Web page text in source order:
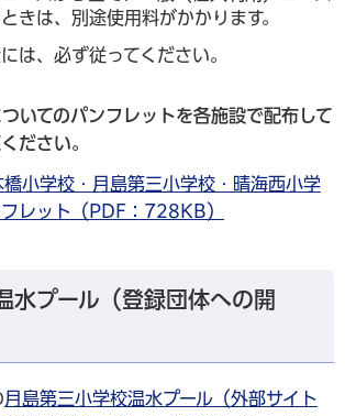
きは、別途使用料がかかります。
は、必ず従ってください。
いてのパンフレットを各施設で配布して
ださい。
小学校・月島第三小学校・晴海西小学
レット（PDF：728KB）
水プール（登録団体への開
月島第三小学校温水プール（外部サイト